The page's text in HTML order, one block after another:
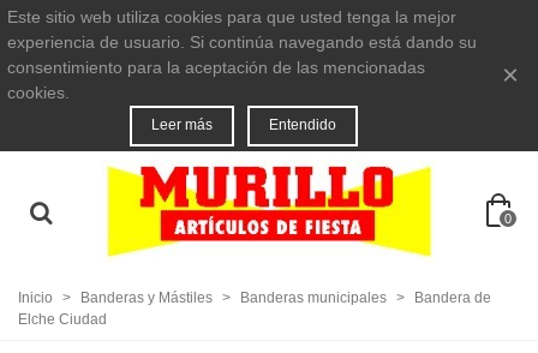
Este sitio web utiliza cookies para que usted tenga la mejor
experiencia de usuario. Si continúa navegando está dando su
consentimiento para la aceptación de las mencionadas
cookies.
Leer más Entendido
×
0
Inicio > Banderas y Mástiles > Banderas municipales >
Bandera de
Elche Ciudad